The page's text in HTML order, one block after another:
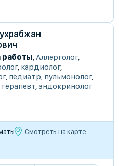
работы Аллерголог,
, кардиолог,
, педиатр пульмонолог,
терапевт эндокринолог
Смотреть на карте